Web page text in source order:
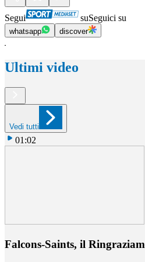
Segui suSeguici su
whatsapp discover
Ultimi video
Vedi tutti
01:02
Falcons-Saints, il